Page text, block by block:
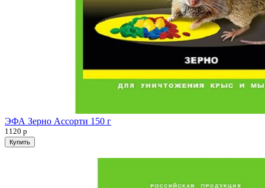
ЭФА Зерно Ассорти 150 г
1120 р